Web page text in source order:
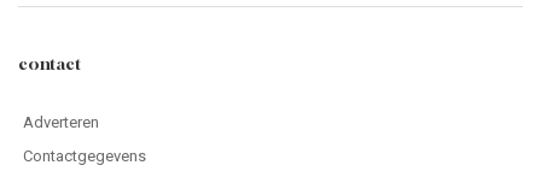
contact
Adverteren
Contactgegevens